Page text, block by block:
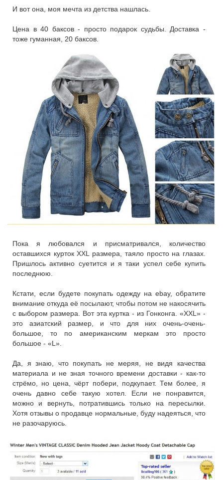
И вот она, моя мечта из детства нашлась.
Цена в 40 баксов - просто подарок судьбы. Доставка -
тоже гуманная, 20 баксов.
Пока я любовался и присматривался, количество
оставшихся курток XXL размера, таяло просто на глазах.
Пришлось активно суетится и я таки успел себе купить
последнюю.
Кстати, если будете покупать одежду на ebay, обратите
внимание откуда её посылают, чтобы потом не накосячить
с выбором размера. Вот эта куртка - из Гонконга. «XXL» -
это азиатский размер, и что для них очень-очень-
большое, то по американским меркам это просто
большое - «L».
Да, я знаю, что покупать не меряя, не видя качества
материала и не зная точного времени доставки - как-то
стрёмо, но цена, чёрт побери, подкупает. Тем более, я
очень давно себе такую хотел. Если не понравится,
можно и вернуть, потратившись только на пересылки.
Хотя отзывы о продавце нормальные, буду надеяться, что
не разочаруюсь.